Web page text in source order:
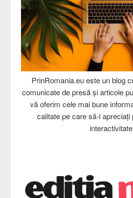
PrinRomania.eu este un blog
comunicate de presă și articole
vă oferim cele mai bune
calitate pe care să-l